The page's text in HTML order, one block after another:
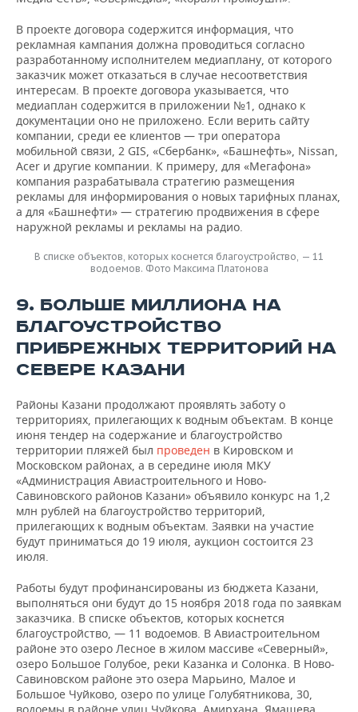
В проекте договора содержится информация, что
рекламная кампания должна проводиться согласно
разработанному исполнителем медиаплану, от которого
заказчик может отказаться в случае несоответствия
интересам. В проекте договора указывается, что
медиаплан содержится в приложении №1, однако к
документации оно не приложено. Если верить сайту
компании, среди ее клиентов — три оператора
мобильной связи, 2 GIS, «Сбербанк», «Башнефть», Nissan,
Acer и другие компании. К примеру, для «Мегафона»
компания разрабатывала стратегию размещения
рекламы для информирования о новых тарифных планах,
а для «Башнефти» — стратегию продвижения в сфере
наружной рекламы и рекламы на радио.
В списке объектов, которых коснется благоустройство, — 11
водоемов. Фото Максима Платонова
9. БОЛЬШЕ МИЛЛИОНА НА
БЛАГОУСТРОЙСТВО
ПРИБРЕЖНЫХ ТЕРРИТОРИЙ НА
СЕВЕРЕ КАЗАНИ
Районы Казани продолжают проявлять заботу о
территориях, прилегающих к водным объектам. В конце
июня тендер на содержание и благоустройство
территории пляжей был проведен в Кировском и
Московском районах, а в середине июля МКУ
«Администрация Авиастроительного и Ново-
Савиновского районов Казани» объявило конкурс на 1,2
млн рублей на благоустройство территорий,
прилегающих к водным объектам. Заявки на участие
будут приниматься до 19 июля, аукцион состоится 23
июля.
Работы будут профинансированы из бюджета Казани,
выполняться они будут до 15 ноября 2018 года по заявкам
заказчика. В списке объектов, которых коснется
благоустройство, — 11 водоемов. В Авиастроительном
районе это озеро Лесное в жилом массиве «Северный»,
озеро Большое Голубое, реки Казанка и Солонка. В Ново-
Савиновском районе это озера Марьино, Малое и
Большое Чуйково, озеро по улице Голубятникова, 30,